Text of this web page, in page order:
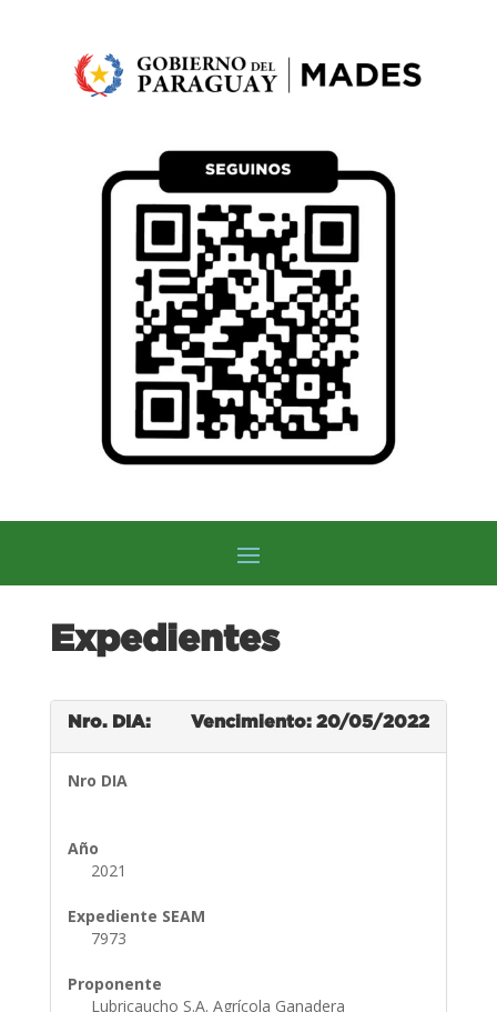
Expedientes
Nro. DIA: Vencimiento: 20/05/2022
Nro DIA
Año
2021
Expediente SEAM
7973
Proponente
Lubricaucho S.A. Agrícola Ganadera